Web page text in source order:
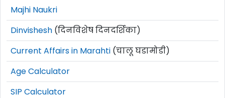
Majhi Naukri
Dinvishesh (दिनविशेष दिनदर्शिका)
Current Affairs in Marahti (चालू घडामोडी)
Age Calculator
SIP Calculator